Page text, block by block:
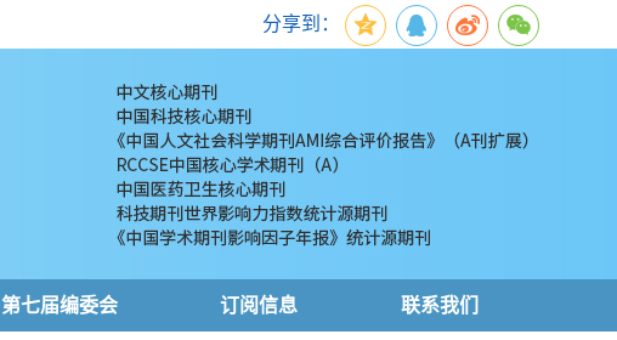
分享到：
第七届编委会 订阅信息 联系我们